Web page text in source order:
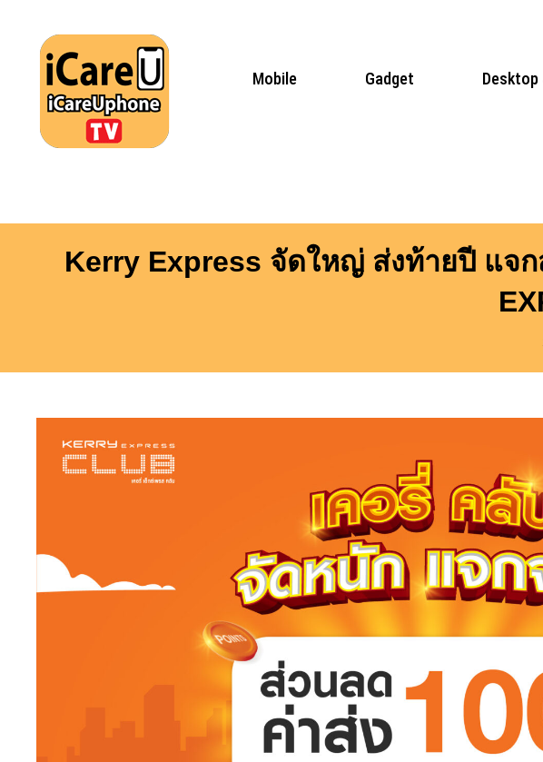
content
Mobile Gadget Desktop
Kerry Express จัดใหญ่ ส่งท้ายปี แจ